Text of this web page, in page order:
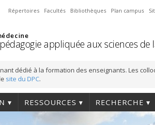
Répertoires Facultés Bibliothèques Plan campus
appliquée aux sciences de
dédié à la formation des enseignants. Les
site du DPC.
RESSOURCES RECHERCHE